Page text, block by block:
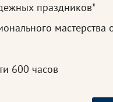
праздников*
600 часов